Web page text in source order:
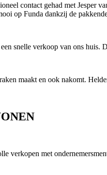
contact gehad met Jesper
op Funda dankzij de
snelle verkoop van ons
maakt en ook nakomt.
verkopen met